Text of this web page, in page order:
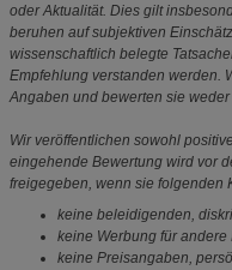
oder Aktualität. Dies gilt
beruhen auf subjektiven
wissenschaftlich belegte
Empfehlung verstanden werden.
Angaben und bewerten sie
Wir veröffentlichen sowohl
eingehende Bewertung wird vor
freigegeben, wenn sie folgenden
keine beleidigenden,
keine Werbung für
keine Preisangaben,